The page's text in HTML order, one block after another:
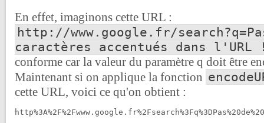
En effet, imaginons cette URL :
http://www.google.fr/
caractères accentués dans l'URL
conforme car la valeur du paramètre q doit être
Maintenant si on applique la fonction
cette URL, voici ce qu'on obtient :